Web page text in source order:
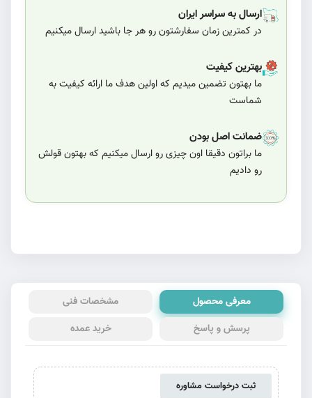
ارسال به سراسر ایران
در کمترین زمان سفارشتون رو هر جا باشید ارسال میکنیم
بهترین کیفیت
ما بهتون تضمین میدیم که اولین هدف ما ارائه کیفیت به
شماست
ضمانت اصل بودن
ما براتون دقیقا اون چیزی رو ارسال میکنیم که بهتون قولش
رو دادیم
معرفی محصول
مشخصات فنی
پرسش و پاسخ
خرید عمده
ثبت درخواست مشاوره